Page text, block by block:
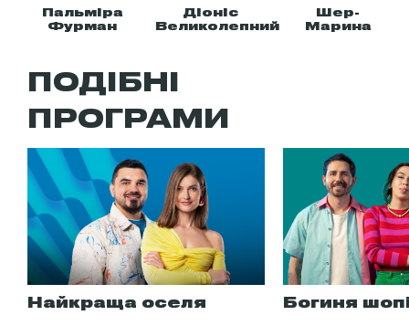
Пальміра
Фурман
Діоніс
Великолепний
Шер-
Марина
ПОДІБНІ
ПРОГРАМИ
Найкраща оселя Богиня